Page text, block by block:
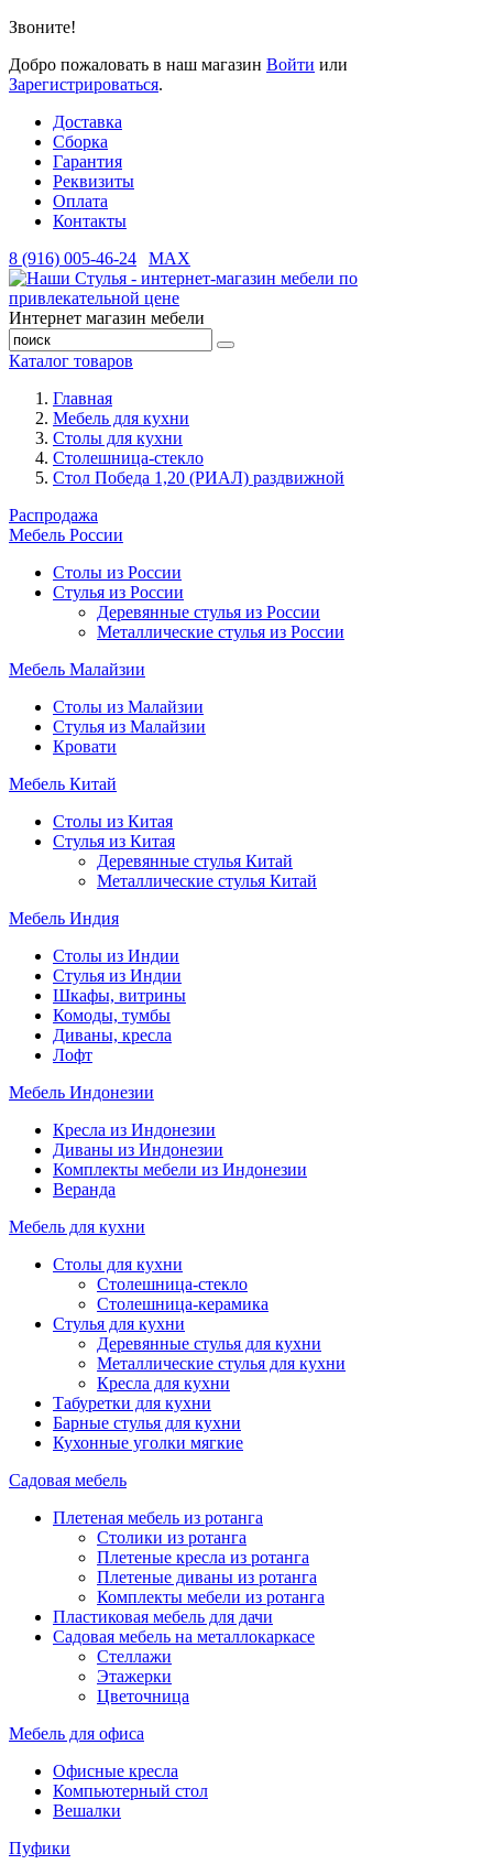
Звоните!
Добро пожаловать в наш магазин Войти или
Зарегистрироваться.
Доставка
Сборка
Гарантия
Реквизиты
Оплата
Контакты
8 (916) 005-46-24
MAX
Интернет магазин мебели
Каталог товаров
Главная
Мебель для кухни
Столы для кухни
Столешница-стекло
Стол Победа 1,20 (РИАЛ) раздвижной
Распродажа
Мебель России
Столы из России
Стулья из России
Деревянные стулья из России
Металлические стулья из России
Мебель Малайзии
Столы из Малайзии
Стулья из Малайзии
Кровати
Мебель Китай
Столы из Китая
Стулья из Китая
Деревянные стулья Китай
Металлические стулья Китай
Мебель Индия
Столы из Индии
Стулья из Индии
Шкафы, витрины
Комоды, тумбы
Диваны, кресла
Лофт
Мебель Индонезии
Кресла из Индонезии
Диваны из Индонезии
Комплекты мебели из Индонезии
Веранда
Мебель для кухни
Столы для кухни
Столешница-стекло
Столешница-керамика
Стулья для кухни
Деревянные стулья для кухни
Металлические стулья для кухни
Кресла для кухни
Табуретки для кухни
Барные стулья для кухни
Кухонные уголки мягкие
Садовая мебель
Плетеная мебель из ротанга
Столики из ротанга
Плетеные кресла из ротанга
Плетеные диваны из ротанга
Комплекты мебели из ротанга
Пластиковая мебель для дачи
Садовая мебель на металлокаркасе
Стеллажи
Этажерки
Цветочница
Мебель для офиса
Офисные кресла
Компьютерный стол
Вешалки
Пуфики